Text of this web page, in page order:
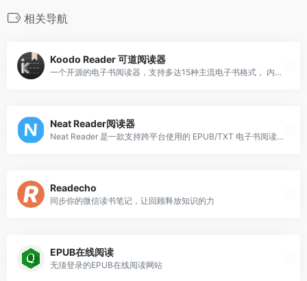
相关导航
Koodo Reader 可道阅读器
一个开源的电子书阅读器，支持多达15种主流电子书格式， 内置笔记、高亮、翻译功能，助力高效书籍阅读和学习。
Neat Reader阅读器
Neat Reader 是一款支持跨平台使用的 EPUB/TXT 电子书阅读器，无论你使用iOS、Android、还是Windows和Mac，Neat Reader 都能帮您打开 EPUB 电子书和 TXT 小说，为您提供良好的阅读体验。Neat Reader 甚至支持直接在浏览器中阅读EPUB和TXT文件，让您无需安装任何软件。只需完成注册，即可获得7天免费会员，体验高级功能。
Readecho
同步你的微信读书笔记，让回顾释放知识的力
EPUB在线阅读
无须登录的EPUB在线阅读网站